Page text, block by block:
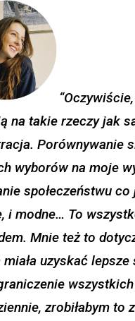
na takie rzeczy jak
Porównywanie
wyborów na moje
społeczeństwu co
i modne… To
Mnie też to
miała uzyskać
zrobiłabym to